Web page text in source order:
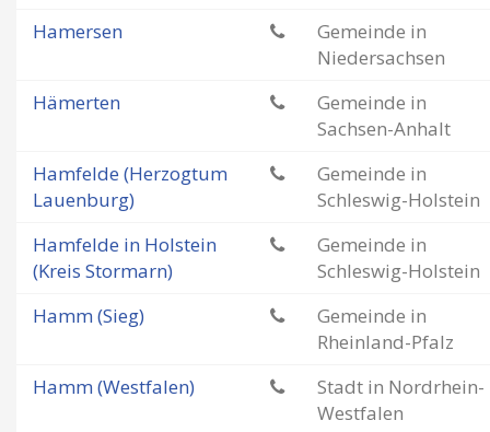
Hamersen
Gemeinde in
Niedersachsen
Hämerten
Gemeinde in
Sachsen-Anhalt
Hamfelde (Herzogtum
Lauenburg)
Gemeinde in
Schleswig-Holstein
Hamfelde in Holstein
(Kreis Stormarn)
Gemeinde in
Schleswig-Holstein
Hamm (Sieg)
Gemeinde in
Rheinland-Pfalz
Hamm (Westfalen)
Stadt in Nordrhein-
Westfalen